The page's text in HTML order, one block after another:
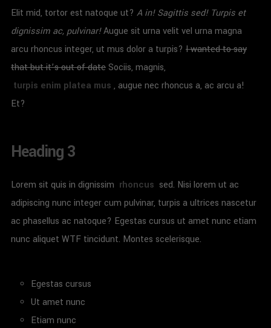
Elit mid, tortor est natoque ut? A in! Sagittis sed! Turpis et
dignissim ac, pulvinar!Augue sit urna velit vel urna magna
arcu rhoncus integer, ut mus dolor a turpis? I wanted to say
that but it’s out of dateSociis, magnis,
turpis enim platea mus , augue nec rhoncus a, ac arcu a!
Et?
Heading 3
Lorem sit quis in dignissim rhoncus sed. Nisi lorem ut ac
adipiscing nunc integer cum pulvinar, turpis a ultrices nascetur
ac phasellus ac natoque? Egestas cursus ut amet nunc etiam
nunc aliquet WTFtincidunt. Montes scelerisque.
Egestas cursus
Ut amet nunc
Etiam nunc